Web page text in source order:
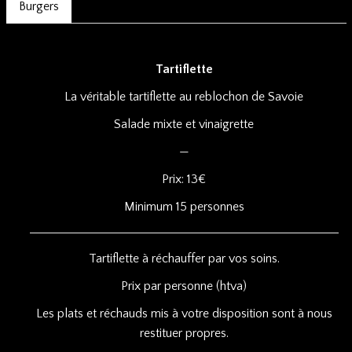
Burgers
Tartiflette
La véritable tartiflette au reblochon de Savoie
Salade mixte et vinaigrette
—
Prix: 13€
Minimum 15 personnes
Tartiflette à réchauffer par vos soins.
Prix par personne (htva)
Les plats et réchauds mis à votre disposition sont à nous
restituer propres.